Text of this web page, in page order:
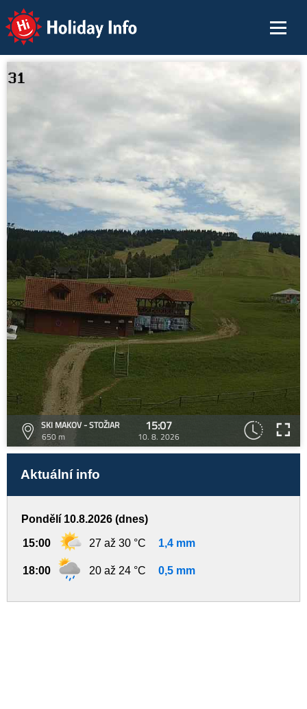
Holiday Info
SKI MAKOV - STOŽIAR
650 m
15:07
10. 8. 2026
Aktuální info
Pondělí 10.8.2026 (dnes)
15:00 27 až 30 °C 1,4 mm
18:00 20 až 24 °C 0,5 mm